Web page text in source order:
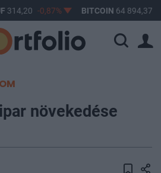
314,20 -0,87% BITCOIN 64 894,37
növekedése